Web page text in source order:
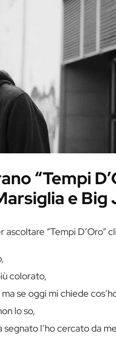
“Tempi
e Big
ascoltare “Tempi D’Oro”
colorato,
se oggi mi chiede
lo so,
l’ho cercato da